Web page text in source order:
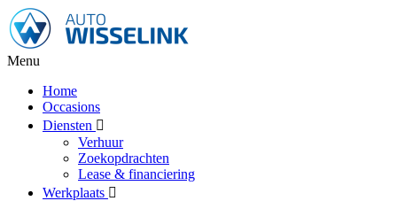
Menu
Home
Occasions
Diensten
Verhuur
Zoekopdrachten
Lease & financiering
Werkplaats